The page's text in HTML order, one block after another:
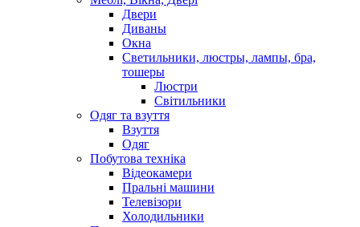
Двери
Диваны
Окна
Светильники, люстры, лампы, бра,
тошеры
Люстри
Світильники
Одяг та взуття
Взуття
Одяг
Побутова техніка
Відеокамери
Пральні машини
Телевізори
Холодильники